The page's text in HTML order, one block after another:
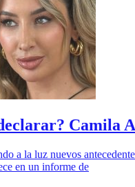
Camila
a la luz nuevos
en un informe de